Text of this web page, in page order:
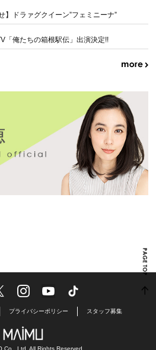
】ドラァグクイーン”フェミニーナ”
「俺たちの箱根駅伝」出演決定!!
プライバシーポリシー スタッフ募集
Co., Ltd. All Rights Reserved.